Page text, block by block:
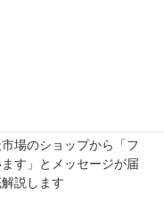
場のショップから「フ
す」とメッセージが届
説します